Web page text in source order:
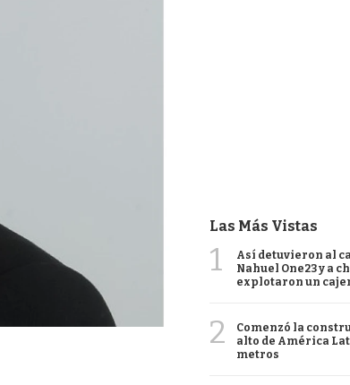
Las Más Vistas
1
Así detuvieron al
Nahuel One23 y a
explotaron un
2
Comenzó la
alto de América
metros